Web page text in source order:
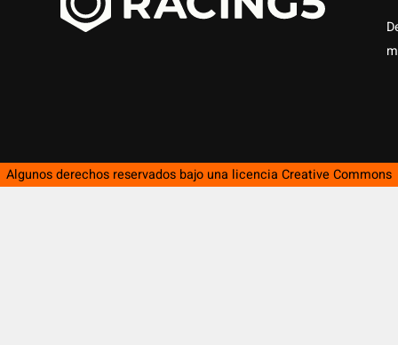
Algunos derechos reservados bajo una licencia Creative Commons